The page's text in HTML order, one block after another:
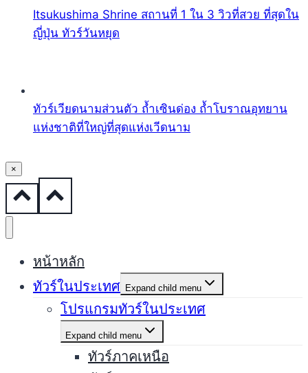
Itsukushima Shrine สถานที่ 1 ใน 3 วิวที่สวย ที่สุดใน
ญี่ปุ่น ทัวร์วันหยุด
ทัวร์เวียดนามส่วนตัว ถ้ำเซินด่อง ถ้ำโบราณอุทยาน
แห่งชาติที่ใหญ่ที่สุดแห่งเวีดนาม
×
หน้าหลัก
ทัวร์ในประเทศ Expand child menu
โปรแกรมทัวร์ในประเทศ
Expand child menu
ทัวร์ภาคเหนือ